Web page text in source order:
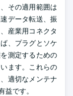
その適用範囲は
データ転送、振
産業用コネクタ
、プラグとソケ
測定するための
ます。これらの
適切なメンテナ
です。